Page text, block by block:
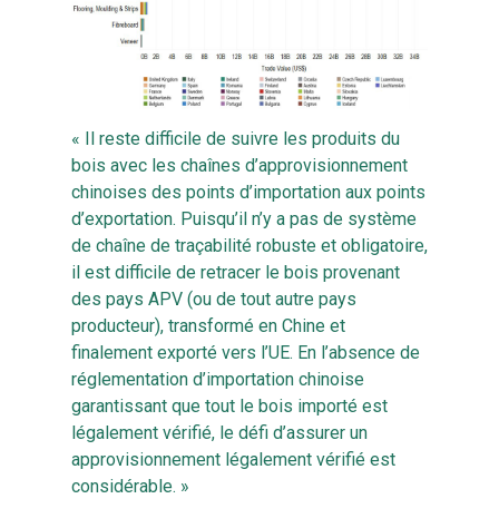
« Il reste difficile de suivre les produits du
bois avec les chaînes d’approvisionnement
chinoises des points d’importation aux points
d’exportation. Puisqu’il n’y a pas de système
de chaîne de traçabilité robuste et obligatoire,
il est difficile de retracer le bois provenant
des pays APV (ou de tout autre pays
producteur), transformé en Chine et
finalement exporté vers l’UE. En l’absence de
réglementation d’importation chinoise
garantissant que tout le bois importé est
légalement vérifié, le défi d’assurer un
approvisionnement légalement vérifié est
considérable. »